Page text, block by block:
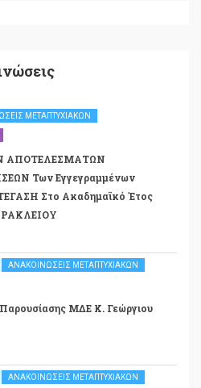
ΜΕΤΑΠΤΥΧΙΑΚΏΝ
ΑΠΟΤΕΛΕΣΜΑΤΩΝ
Των Εγγεγραμμένων
Στο Ακαδημαϊκό Έτος
ΑΝΑΚΟΙΝΏΣΕΙΣ ΜΕΤΑΠΤΥΧΙΑΚΏΝ
ΜΔΕ Κ. Γεώργιου
ΑΝΑΚΟΙΝΏΣΕΙΣ ΜΕΤΑΠΤΥΧΙΑΚΏΝ